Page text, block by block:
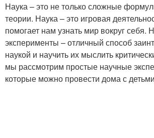
Астрономические
эксперименты
Наука – это не только сложные
теории. Наука – это игровая
помогает нам узнать мир вокруг себя.
эксперименты – отличный способ
наукой и научить их мыслить
мы рассмотрим простые научные
которые можно провести дома с